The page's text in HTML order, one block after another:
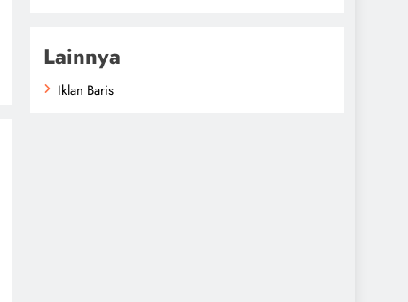
Lainnya
Iklan Baris